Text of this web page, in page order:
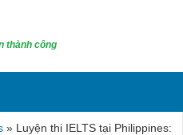
thành công
» Luyện thi IELTS tại Philippines: